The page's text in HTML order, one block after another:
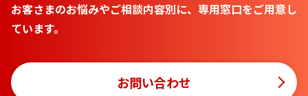
お客さまのお悩みやご相談内容別に、専用窓口をご用意し
ています。
お問い合わせ